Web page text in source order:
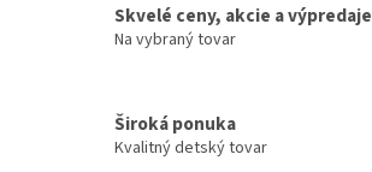
Skvelé ceny, akcie a výpredaje
Na vybraný tovar
Široká ponuka
Kvalitný detský tovar